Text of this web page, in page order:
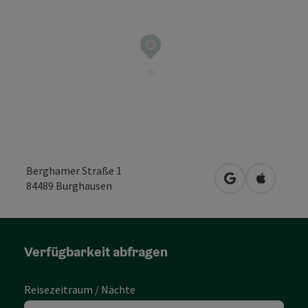
Berghamer Straße 1
84489 Burghausen in Googlein Apple
Verfügbarkeit abfragen
Reisezeitraum / Nächte